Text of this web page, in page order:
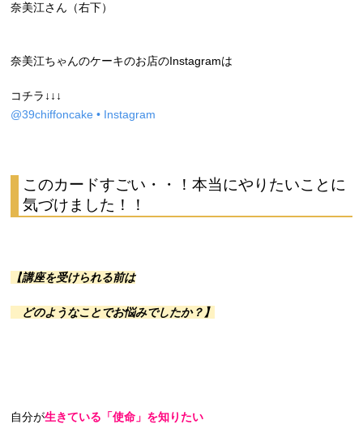
奈美江さん（右下）
奈美江ちゃんのケーキのお店のInstagramは
コチラ↓↓↓
@39chiffoncake • Instagram
このカードすごい・・！本当にやりたいことに
気づけました！！
【講座を受けられる前は
どのようなことでお悩みでしたか？ 】
自分が生きている「使命」を知りたい